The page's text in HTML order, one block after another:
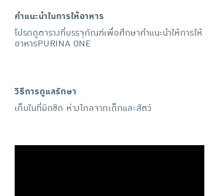
คำแนะนำในการให้อาหาร
โปรดดูตารางที่บรรจุภัณฑ์เพื่อศึกษาคำแนะนำให้การให้
อาหารPURINA ONE
วิธีการดูแลรักษา
เก็บในที่มิดชิด ห่างไกลจากเด็กและสัตว์